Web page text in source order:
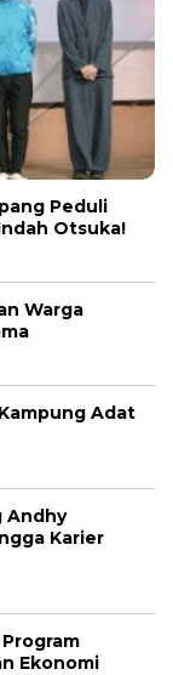
Peduli
Otsuka!
Warga
Adat
Andhy
Karier
Ekonomi